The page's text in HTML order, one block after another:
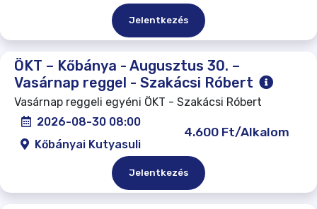
Jelentkezés
ÖKT – Kőbánya - Augusztus 30. –
Vasárnap reggel - Szakácsi Róbert
Vasárnap reggeli egyéni ÖKT - Szakácsi Róbert
2026-08-30 08:00
Kőbányai Kutyasuli
4.600 Ft/Alkalom
Jelentkezés